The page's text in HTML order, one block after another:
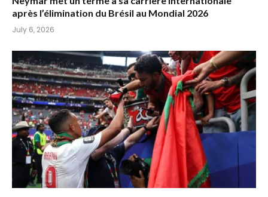
après l’élimination du Brésil au Mondial 2026
July 6, 2026